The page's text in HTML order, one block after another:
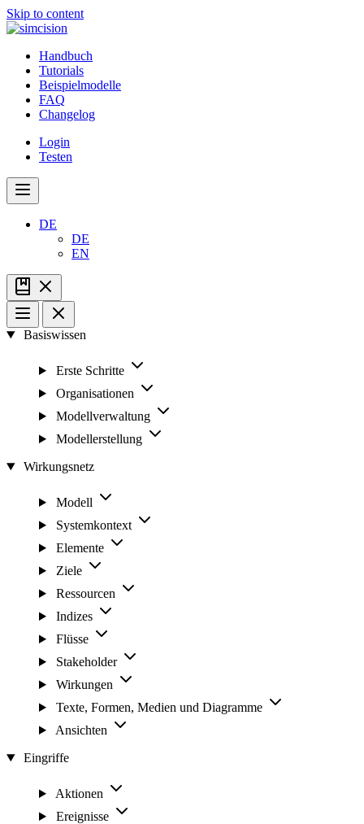
Skip to content
Handbuch
Tutorials
Beispielmodelle
FAQ
Changelog
Login
Testen
DE
DE
EN
Basiswissen
Erste Schritte
Organisationen
Modellverwaltung
Modellerstellung
Wirkungsnetz
Modell
Systemkontext
Elemente
Ziele
Ressourcen
Indizes
Flüsse
Stakeholder
Wirkungen
Texte, Formen, Medien und Diagramme
Ansichten
Eingriffe
Aktionen
Ereignisse